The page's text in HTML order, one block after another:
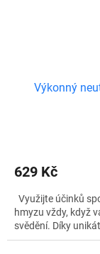
Výkonný
629 Kč
Využijte účinků
hmyzu vždy, když
svědění. Díky